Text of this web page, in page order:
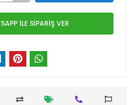
İLE SİPARİŞ VER